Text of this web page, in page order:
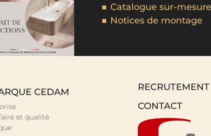
Catalogue sur-
Notices de montage
CEDAM
et qualité
RECRUTEMENT
CONTACT